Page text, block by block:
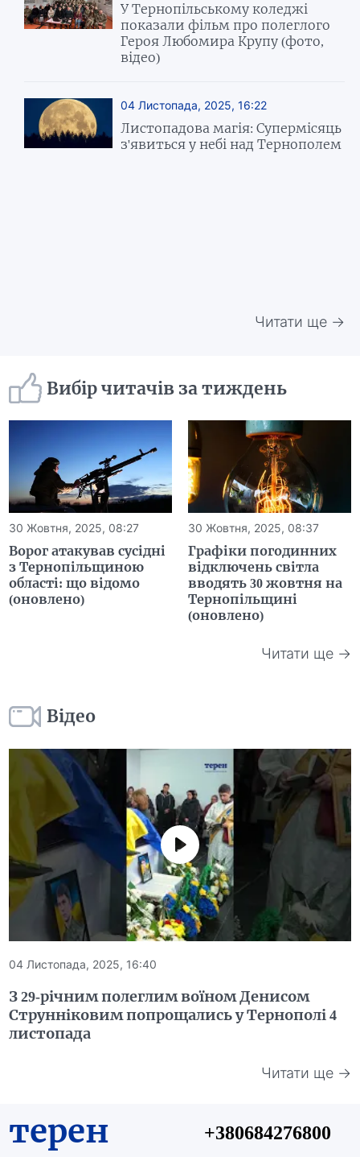
У Тернопільському коледжі
показали фільм про полеглого
Героя Любомира Крупу (фото,
відео)
04 Листопада, 2025, 16:22
Листопадова магія: Супермісяць
з'явиться у небі над Тернополем
Читати ще →
Вибір читачів за тиждень
30 Жовтня, 2025, 08:27
Ворог атакував сусідні
з Тернопільщиною
області: що відомо
(оновлено)
30 Жовтня, 2025, 08:37
Графіки погодинних
відключень світла
вводять 30 жовтня на
Тернопільщині
(оновлено)
Читати ще →
Відео
04 Листопада, 2025, 16:40
З 29-річним полеглим воїном Денисом
Струнніковим попрощались у Тернополі 4
листопада
Читати ще →
терен +380684276800